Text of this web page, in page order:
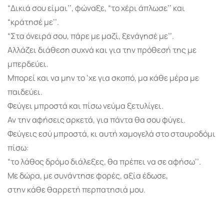
“Δικιά σου είμαι’’, φώναξε, “το χέρι άπλωσε’’ και
“κράτησέ με’’.
“Στα όνειρά σου, πάρε με μαζί, ξενάγησέ με’’.
Αλλάζει διάθεση συχνά και για την πρόθεσή της με
μπερδεύει.
Μπορεί και να μην το ‘χε για σκοπό, μα κάθε μέρα με
παιδεύει.
Φεύγει μπροστά και πίσω νεύμα ξετυλίγει.
Αν την αφήσεις αρκετά, για πάντα θα σου φύγει.
Φεύγεις εσύ μπροστά, κι αυτή χαμογελά στο σταυροδόμι
πίσω:
“το λάθος δρόμο διάλεξες, θα πρέπει να σε αφήσω’’.
Με δώρα, με συνάντησε φορές, αξία έδωσε,
στην κάθε θαρρετή περπατησιά μου.